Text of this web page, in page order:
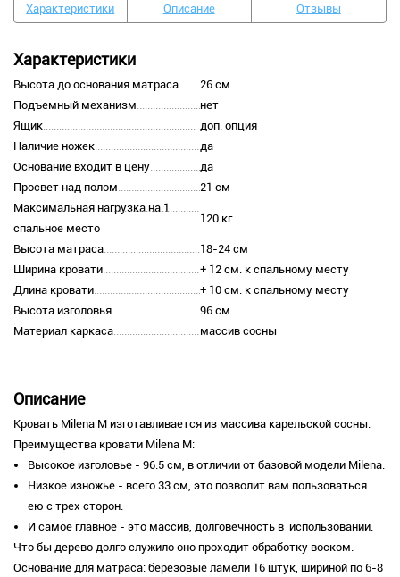
Характеристики Описание Отзывы
Характеристики
Высота до основания матраса
26 см
Подъемный механизм
нет
Ящик
доп. опция
Наличие ножек
да
Основание входит в цену
да
Просвет над полом
21 см
Максимальная нагрузка на 1
спальное место
120 кг
Высота матраса
18-24 см
Ширина кровати
+ 12 см. к спальному месту
Длина кровати
+ 10 см. к спальному месту
Высота изголовья
96 см
Материал каркаса
массив сосны
Описание
Кровать Milena M изготавливается из массива карельской сосны.
Преимущества кровати Milena М:
Высокое изголовье - 96.5 см, в отличии от базовой модели Milena.
Низкое изножье - всего 33 см, это позволит вам пользоваться
ею с трех сторон.
И самое главное - это массив, долговечность в использовании.
Что бы дерево долго служило оно проходит обработку воском.
Основание для матраса: березовые ламели 16 штук, шириной по 6-8